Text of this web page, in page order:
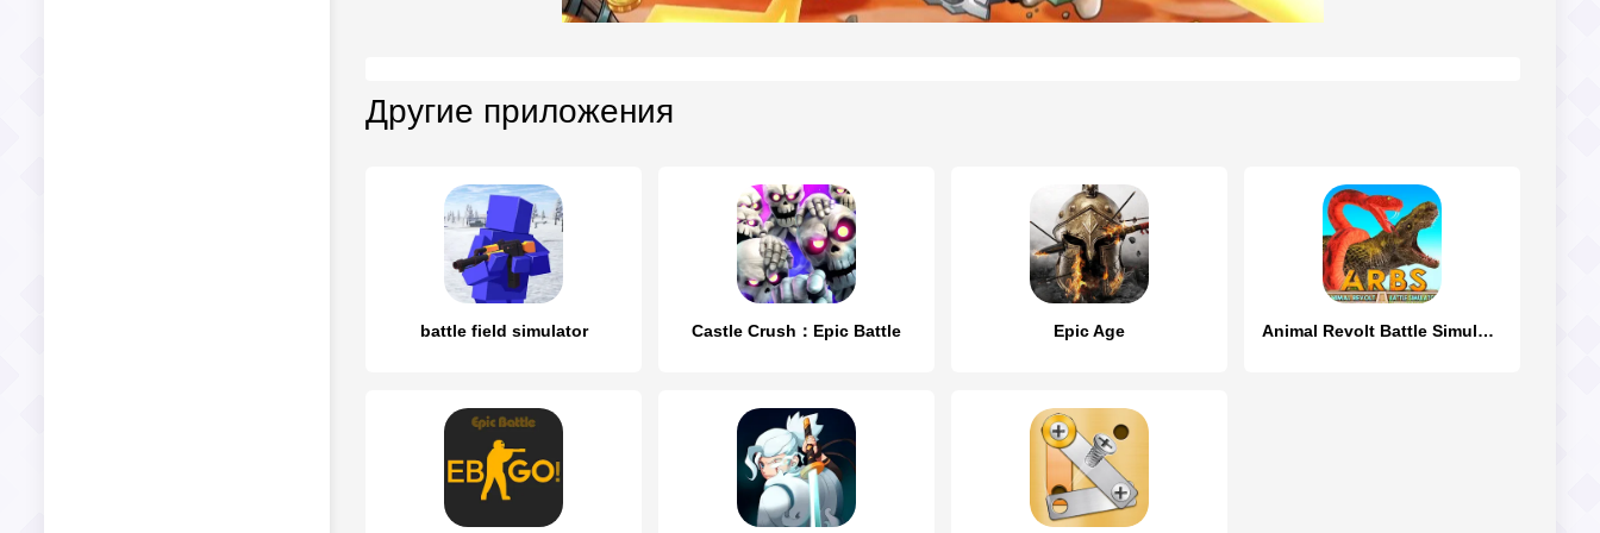
Другие приложения
battle field simulator Castle Crush：Epic Battle Epic Age Animal Revolt Battle Simulator